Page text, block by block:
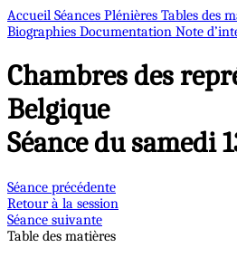
Accueil Séances Plénières Tables des
Biographies Documentation Note
Chambres des
Belgique
Séance du samedi
Séance précédente
Retour à la session
Séance suivante
Table des matières